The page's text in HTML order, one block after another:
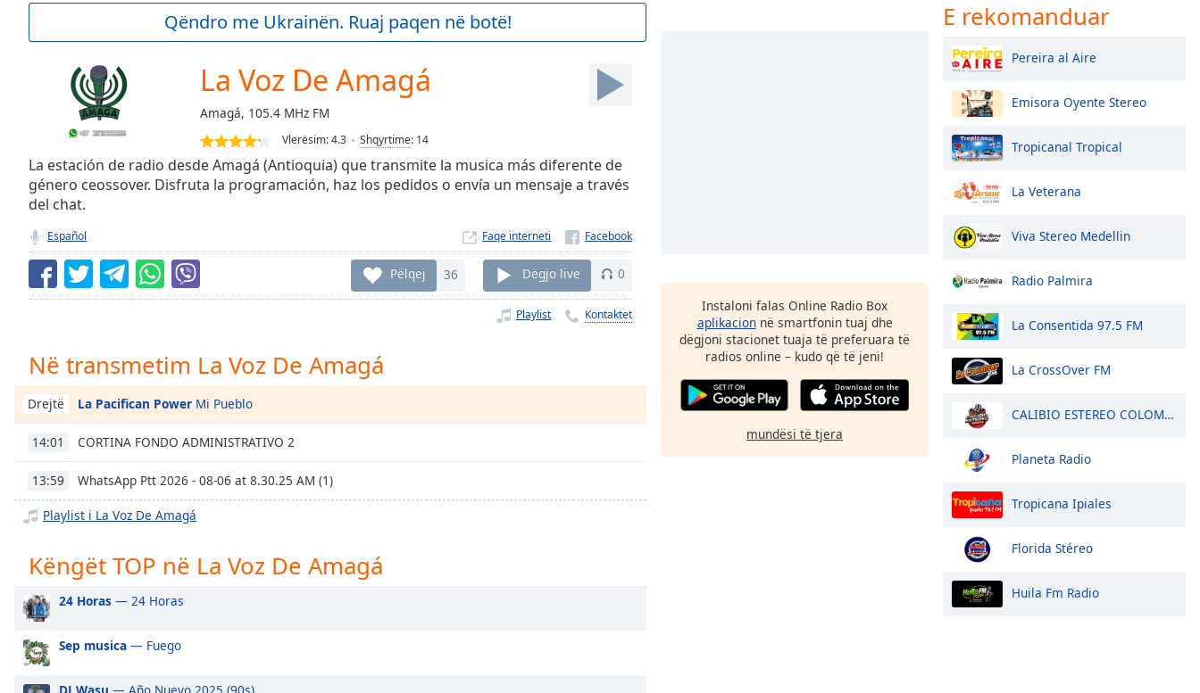
Current
-:-
Type LIVE
Seek to
live,
currently
LIVE
Remaining
Playback
Rate
Chapters
Chapters
Descriptions
descriptions
off,
subtitles
opens
Qëndro me Ukrainën. Ruaj paqen në botë!
La Voz De Amagá
Amagá, 105.4 MHz FM
Vlerësim:4.3 Shqyrtime: 14
La estación de radio desde Amagá (Antioquia) que transmite la musica más diferente de
género ceossover. Disfruta la programación, haz los pedidos o envía un mensaje a través
del chat.
Español Faqe interneti
Pëlqej 36 Dëgjo live 0
Playlist Kontaktet
Në transmetim La Voz De Amagá
Drejtë La Pacifican Power Mi Pueblo
14:01 CORTINA FONDO ADMINISTRATIVO 2
13:59 WhatsApp Ptt 2026 - 08-06 at 8.30.25 AM (1)
Playlist i La Voz De Amagá
Këngët TOP në La Voz De Amagá
24 Horas — 24 Horas
Sep musica — Fuego
Instaloni falas Online Radio Box
aplikacionnë smartfonin tuaj dhe
dëgjoni stacionet tuaja të preferuara të
radios online – kudo që të jeni!
mundësi të tjera
E rekomanduar
Pereira al Aire
Emisora Oyente Stereo
Tropicanal Tropical
La Veterana
Viva Stereo Medellin
Radio Palmira
La Consentida 97.5 FM
La CrossOver FM
CALIBIO ESTEREO COLOMBIA
Planeta Radio
Tropicana Ipiales
Florida Stéreo
Huila Fm Radio